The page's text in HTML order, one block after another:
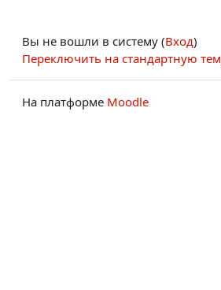
Вы не вошли в систему (Вход)
Переключить на стандартную
На платформе Moodle